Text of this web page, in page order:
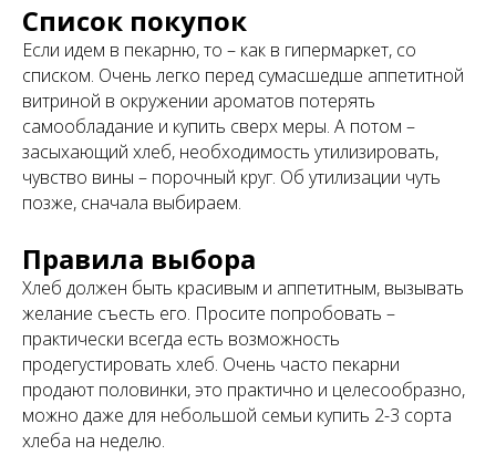
Список покупок
Если идем в пекарню, то – как в гипермаркет, со
списком. Очень легко перед сумасшедше аппетитной
витриной в окружении ароматов потерять
самообладание и купить сверх меры. А потом –
засыхающий хлеб, необходимость утилизировать,
чувство вины – порочный круг. Об утилизации чуть
позже, сначала выбираем.
Правила выбора
Хлеб должен быть красивым и аппетитным, вызывать
желание съесть его. Просите попробовать –
практически всегда есть возможность
продегустировать хлеб. Очень часто пекарни
продают половинки, это практично и целесообразно,
можно даже для небольшой семьи купить 2-3 сорта
хлеба на неделю.